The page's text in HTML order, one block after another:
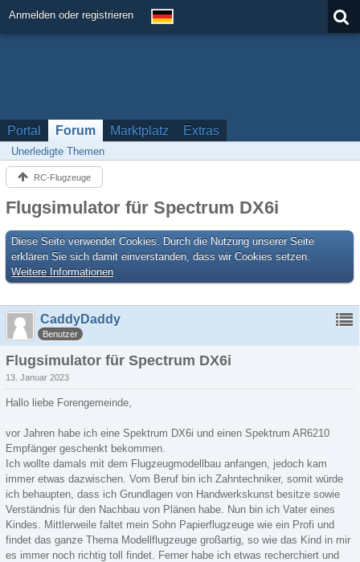
Anmelden oder registrieren
Portal Forum Marktplatz Extras
Unerledigte Themen
RC-Flugzeuge
Flugsimulator für Spectrum DX6i
Diese Seite verwendet Cookies. Durch die Nutzung unserer Seite
erklären Sie sich damit einverstanden, dass wir Cookies setzen.
Weitere Informationen
CaddyDaddy
Benutzer
Flugsimulator für Spectrum DX6i
13. Januar 2023
Hallo liebe Forengemeinde,
vor Jahren habe ich eine Spektrum DX6i und einen Spektrum AR6210
Empfänger geschenkt bekommen.
Ich wollte damals mit dem Flugzeugmodellbau anfangen, jedoch kam
immer etwas dazwischen. Vom Beruf bin ich Zahntechniker, somit würde
ich behaupten, dass ich Grundlagen von Handwerkskunst besitze sowie
Verständnis für den Nachbau von Plänen habe. Nun bin ich Vater eines
Kindes. Mittlerweile faltet mein Sohn Papierflugzeuge wie ein Profi und
findet das ganze Thema Modellflugzeuge großartig, so wie das Kind in mir
es immer noch richtig toll findet. Ferner habe ich etwas recherchiert und